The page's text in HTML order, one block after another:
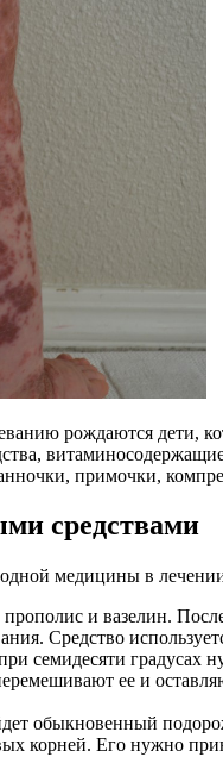
рождаются дети,
примочки,
средствами
медицины в
прополис и вазелин.
Средство
семидесяти градусах
ее и
обыкновенный
корней. Его нужно